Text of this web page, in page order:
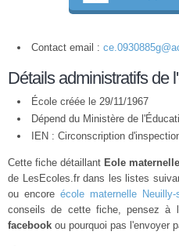
Contact email :
Détails administratifs de
École créée le 29/11/1967
Dépend du Ministère de
IEN : Circonscription
Cette fiche détaillant Eole
de LesEcoles.fr dans les listes
ou encore école maternelle Neuilly-
conseils de cette fiche, pensez à
facebook ou pourquoi pas l'envoyer